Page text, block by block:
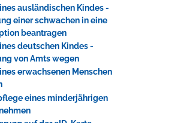
ausländischen Kindes -
einer schwachen in eine
beantragen
deutschen Kindes -
von Amts wegen
erwachsenen Menschen
eines minderjährigen